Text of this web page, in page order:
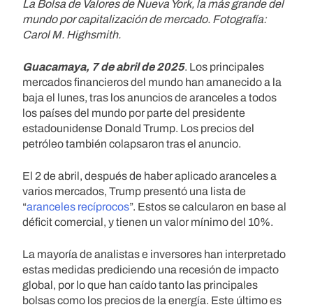
La Bolsa de Valores de Nueva York, la más grande del
mundo por capitalización de mercado. Fotografía:
Carol M. Highsmith.
Guacamaya, 7 de abril de 2025. Los principales
mercados financieros del mundo han amanecido a la
baja el lunes, tras los anuncios de aranceles a todos
los países del mundo por parte del presidente
estadounidense Donald Trump. Los precios del
petróleo también colapsaron tras el anuncio.
El 2 de abril, después de haber aplicado aranceles a
varios mercados, Trump presentó una lista de
“aranceles recíprocos”. Estos se calcularon en base al
déficit comercial, y tienen un valor mínimo del 10%.
La mayoría de analistas e inversores han interpretado
estas medidas prediciendo una recesión de impacto
global, por lo que han caído tanto las principales
bolsas como los precios de la energía. Este último es